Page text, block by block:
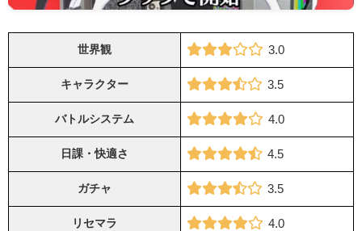
世界観 3.0
キャラクター 3.5
バトルシステム 4.0
日課・快適さ 4.5
ガチャ 3.5
リセマラ 4.0